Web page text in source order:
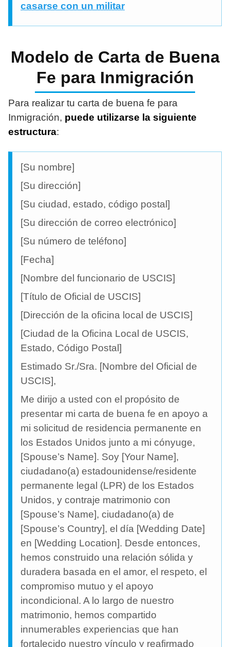
casarse con un militar
Modelo de Carta de Buena
Fe para Inmigración
Para realizar tu carta de buena fe para
Inmigración, puede utilizarse la siguiente
estructura:
[Su nombre]
[Su dirección]
[Su ciudad, estado, código postal]
[Su dirección de correo electrónico]
[Su número de teléfono]
[Fecha]
[Nombre del funcionario de USCIS]
[Título de Oficial de USCIS]
[Dirección de la oficina local de USCIS]
[Ciudad de la Oficina Local de USCIS,
Estado, Código Postal]
Estimado Sr./Sra. [Nombre del Oficial de
USCIS],
Me dirijo a usted con el propósito de
presentar mi carta de buena fe en apoyo a
mi solicitud de residencia permanente en
los Estados Unidos junto a mi cónyuge,
[Spouse’s Name]. Soy [Your Name],
ciudadano(a) estadounidense/residente
permanente legal (LPR) de los Estados
Unidos, y contraje matrimonio con
[Spouse’s Name], ciudadano(a) de
[Spouse’s Country], el día [Wedding Date]
en [Wedding Location]. Desde entonces,
hemos construido una relación sólida y
duradera basada en el amor, el respeto, el
compromiso mutuo y el apoyo
incondicional. A lo largo de nuestro
matrimonio, hemos compartido
innumerables experiencias que han
fortalecido nuestro vínculo y reafirmado